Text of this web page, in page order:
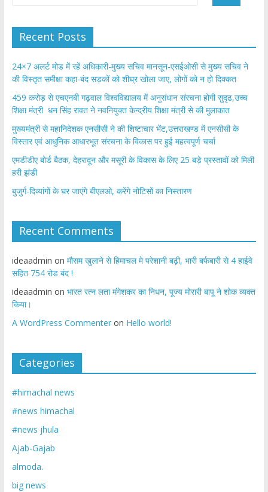
Recent Posts
24×7 अलर्ट मोड में रहें अधिकारी-मुख्य सचिव मानसून-एसईओसी से मुख्य सचिव ने
की विस्तृत समीक्षा कहा-बंद सड़कों को शीघ्र खोला जाए, लोगों को न हो दिक्कत
459 करोड़ से एचएनबी गढ़वाल विश्वविद्यालय में अनुसंधान संरचना होगी सुदृढ,उच्च
शिक्षा मंत्री धन सिंह रावत ने नवनियुक्त केन्द्रीय शिक्षा मंत्री से की मुलाकात
मुख्यमंत्री से महानिदेशक एनसीसी ने की शिष्टाचार भेंट,उत्तराखण्ड में एनसीसी के
विस्तार एवं आधुनिक आधारभूत संरचना के विकास पर हुई महत्वपूर्ण चर्चा
एमडीडीए बोर्ड बैठक, देहरादून और मसूरी के विकास के लिए 25 बड़े प्रस्तावों को मिली
हरी झंडी
बुजुर्ग-दिव्यांगों के घर जाएंगे बीएलओ, करेंगे नोटिसों का निस्तारण
Recent Comments
ideaadmin on मौसम खुलाने से हिमाचल मे परेशानी बढ़ी, भारी बर्फबारी से 4 हाईवे
सहित 754 रोड बंद !
ideaadmin on भारत रत्न लता मंगेशकर का निधन, पूज्य मोरारी बापू ने शोक व्यक्त
किया।
A WordPress Commenteron Hello world!
Categories
#himachal news
#news himachal
#news jhula
Ajab-Gajab
almoda.
big news